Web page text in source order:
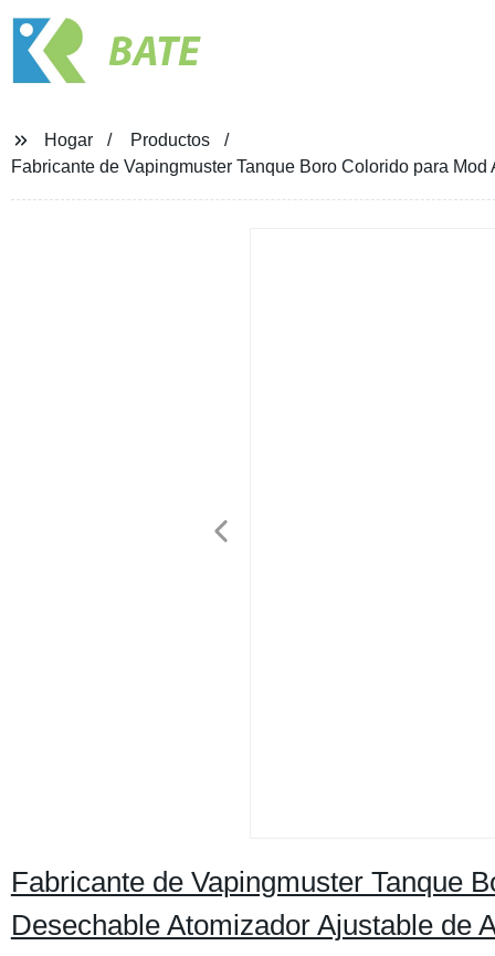
BATE
Hogar
Productos
Fabricante de Vapingmuster Tanque Boro Colorido para
Fabricante de Vapingmuster Tanque
Desechable Atomizador Ajustable de